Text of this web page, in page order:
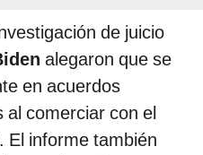
de juicio
alegaron que se
en acuerdos
al comerciar con el
El informe también